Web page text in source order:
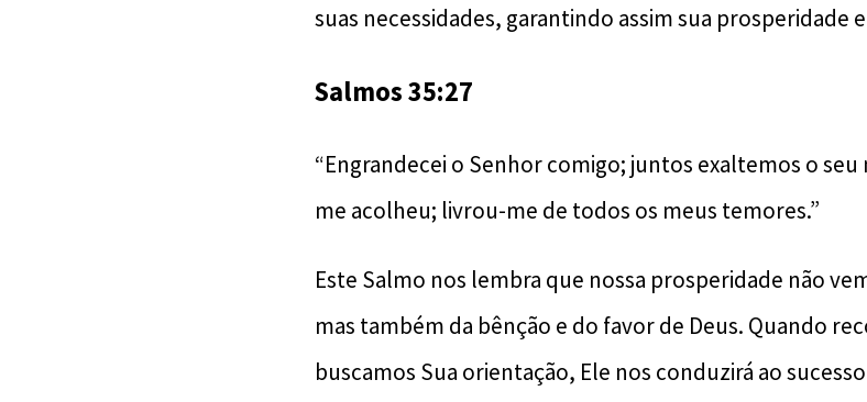
suas necessidades, garantindo assim sua prosperidade
Salmos 35:27
“Engrandecei o Senhor comigo; juntos exaltemos o
me acolheu; livrou-me de todos os meus temores.”
Este Salmo nos lembra que nossa prosperidade não
mas também da bênção e do favor de Deus. Quando
buscamos Sua orientação, Ele nos conduzirá ao